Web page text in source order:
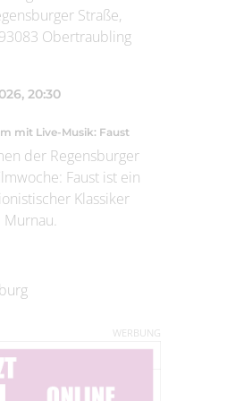
Straße,
93083 Obertraubling
, 20:30
mit Live-Musik: Faust
der Regensburger
Faust ist ein
Klassiker
Murnau.
WERBUNG